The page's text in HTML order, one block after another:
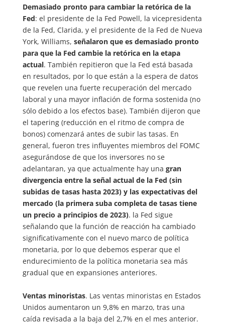
Demasiado pronto para cambiar la retórica de la
Fed: el presidente de la Fed Powell, la vicepresidenta
de la Fed, Clarida, y el presidente de la Fed de Nueva
York, Williams, señalaron que es demasiado pronto
para que la Fed cambie la retórica en la etapa
actual. También repitieron que la Fed está basada
en resultados, por lo que están a la espera de datos
que revelen una fuerte recuperación del mercado
laboral y una mayor inflación de forma sostenida (no
sólo debido a los efectos base). También dijeron que
el tapering (reducción en el ritmo de compra de
bonos) comenzará antes de subir las tasas. En
general, fueron tres influyentes miembros del FOMC
asegurándose de que los inversores no se
adelantaran, ya que actualmente hay una gran
divergencia entre la señal actual de la Fed (sin
subidas de tasas hasta 2023) y las expectativas del
mercado (la primera suba completa de tasas tiene
un precio a principios de 2023). la Fed sigue
señalando que la función de reacción ha cambiado
significativamente con el nuevo marco de política
monetaria, por lo que debemos esperar que el
endurecimiento de la política monetaria sea más
gradual que en expansiones anteriores.
Ventas minoristas. Las ventas minoristas en Estados
Unidos aumentaron un 9,8% en marzo, tras una
caída revisada a la baja del 2,7% en el mes anterior.